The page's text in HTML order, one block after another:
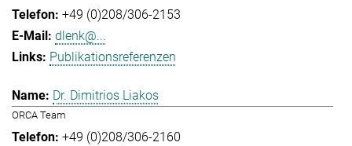
+49 (0)208/306-2153
dlenk@...
Publikationsreferenzen
Dr. Dimitrios Liakos
ORCA Team
+49 (0)208/306-2160